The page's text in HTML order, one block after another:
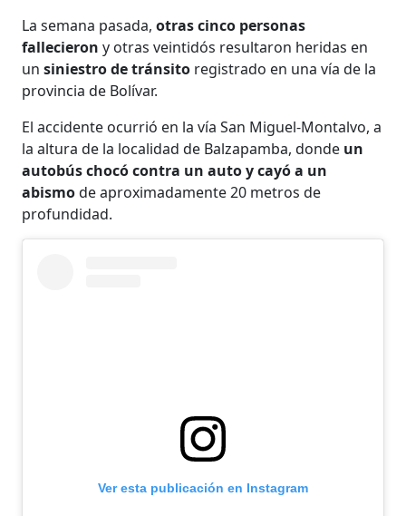
La semana pasada,otras cinco personas
fallecierony otras veintidós resultaron heridas en
unsiniestro de tránsito registrado en una vía de la
provincia de Bolívar.
El accidente ocurrió en la vía San Miguel-Montalvo, a
la altura de la localidad de Balzapamba, donde un
autobús chocó contra un auto y cayó a un
abismode aproximadamente 20 metros de
profundidad.
Ver esta publicación en Instagram